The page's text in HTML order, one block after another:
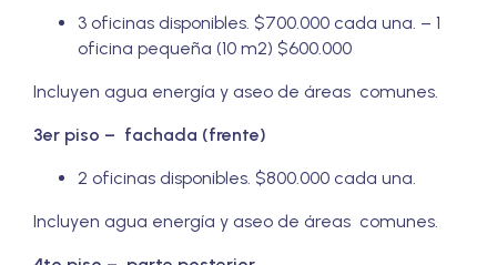
3 oficinas disponibles. $700.000 cada una. – 1
oficina pequeña (10 m2) $600.000
Incluyen agua energía y aseo de áreas comunes.
3er piso – fachada (frente)
2 oficinas disponibles. $800.000 cada una.
Incluyen agua energía y aseo de áreas comunes.